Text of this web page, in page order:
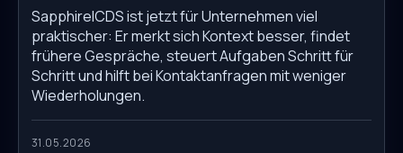
SapphireICDS ist jetzt für Unternehmen viel
praktischer: Er merkt sich Kontext besser, findet
frühere Gespräche, steuert Aufgaben Schritt für
Schritt und hilft bei Kontaktanfragen mit weniger
Wiederholungen.
31.05.2026